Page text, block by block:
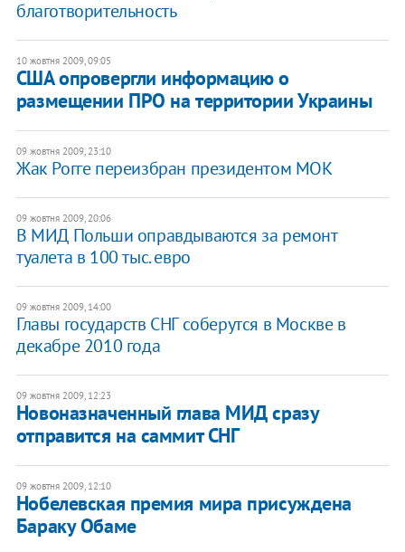
благотворительность
10 жовтня 2009, 09:05
США опровергли информацию о
размещении ПРО на территории Украины
09 жовтня 2009, 23:10
Жак Рогге переизбран президентом МОК
09 жовтня 2009, 20:06
В МИД Польши оправдываются за ремонт
туалета в 100 тыс. евро
09 жовтня 2009, 14:00
Главы государств СНГ соберутся в Москве в
декабре 2010 года
09 жовтня 2009, 12:23
Новоназначенный глава МИД сразу
отправится на саммит СНГ
09 жовтня 2009, 12:10
Нобелевская премия мира присуждена
Бараку Обаме